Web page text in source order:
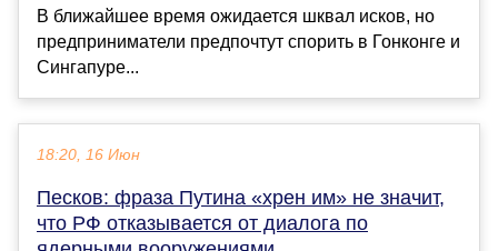
В ближайшее время ожидается шквал исков, но
предприниматели предпочтут спорить в Гонконге и
Сингапуре...
18:20, 16 Июн
Песков: фраза Путина «хрен им» не значит,
что РФ отказывается от диалога по